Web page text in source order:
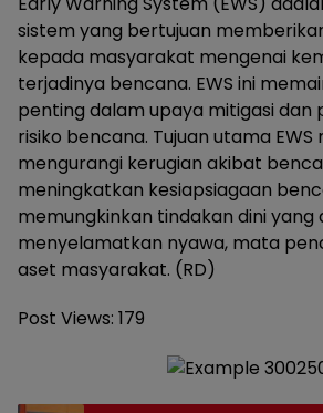
sistem yang bertujuan
kepada masyarakat mengenai
terjadinya bencana. EWS ini
penting dalam upaya mitigasi dan
risiko bencana. Tujuan utama EWS
mengurangi kerugian akibat
meningkatkan kesiapsiagaan
memungkinkan tindakan dini yang
menyelamatkan nyawa, mata
aset masyarakat. (RD)
Post Views: 179